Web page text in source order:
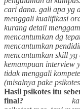
cari dana. gali apa yg
menggali kualifikasi
kurang detail
mencantumkan dg
mencantumkan
mencantumkan skill
kemampuan interview
tidak menggali
(misalnya pake
Hasil psikotes itu
final?